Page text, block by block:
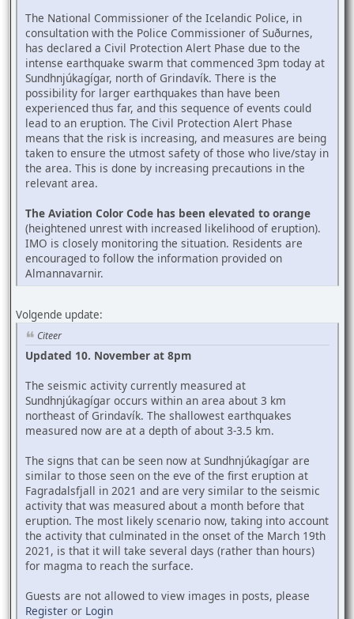
The National Commissioner of the Icelandic Police, in
consultation with the Police Commissioner of Suðurnes,
has declared a Civil Protection Alert Phase due to the
intense earthquake swarm that commenced 3pm today at
Sundhnjúkagígar, north of Grindavík. There is the
possibility for larger earthquakes than have been
experienced thus far, and this sequence of events could
lead to an eruption. The Civil Protection Alert Phase
means that the risk is increasing, and measures are being
taken to ensure the utmost safety of those who live/stay in
the area. This is done by increasing precautions in the
relevant area.
The Aviation Color Code has been elevated to orange
(heightened unrest with increased likelihood of eruption).
IMO is closely monitoring the situation. Residents are
encouraged to follow the information provided on
Almannavarnir.
Volgende update:
Citeer
Updated 10. November at 8pm
The seismic activity currently measured at
Sundhnjúkagígar occurs within an area about 3 km
northeast of Grindavík. The shallowest earthquakes
measured now are at a depth of about 3-3.5 km.
The signs that can be seen now at Sundhnjúkagígar are
similar to those seen on the eve of the first eruption at
Fagradalsfjall in 2021 and are very similar to the seismic
activity that was measured about a month before that
eruption. The most likely scenario now, taking into account
the activity that culminated in the onset of the March 19th
2021, is that it will take several days (rather than hours)
for magma to reach the surface.
Guests are not allowed to view images in posts, please
Register or Login